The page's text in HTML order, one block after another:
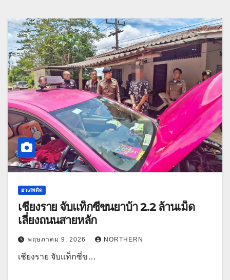
ยาเสพติด
เชียงราย จับแท็กซี่ขนยาบ้า 2.2 ล้านเม็ด
เลี่ยงถนนสายหลัก
พฤษภาคม 9, 2026 NORTHERN
เชียงราย จับแท็กซี่ข…